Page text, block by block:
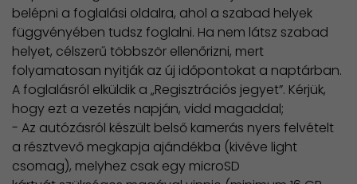
belépni a foglalási oldalra, ahol a szabad helyek
függvényében tudsz foglalni. Ha nem látsz szabad
helyet, célszerű többször ellenőrizni, mert
folyamatosan nyitják az új időpontokat a naptárban.
A foglalásról elküldik a „Regisztrációs jegyet”. Kérjük,
hogy ezt a vezetés napján, vidd magaddal;
- Az autózásról készült belső kamerás nyers felvételt
a résztvevő megkapja ajándékba (kivéve light
csomag), melyhez csak egy microSD